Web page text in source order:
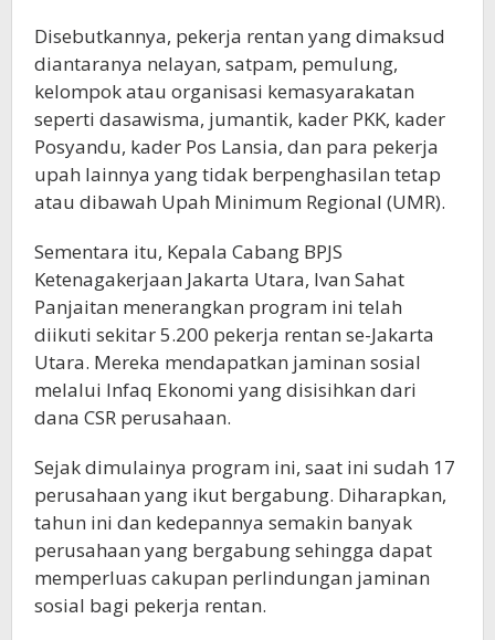
Disebutkannya, pekerja rentan yang dimaksud
diantaranya nelayan, satpam, pemulung,
kelompok atau organisasi kemasyarakatan
seperti dasawisma, jumantik, kader PKK, kader
Posyandu, kader Pos Lansia, dan para pekerja
upah lainnya yang tidak berpenghasilan tetap
atau dibawah Upah Minimum Regional (UMR).
Sementara itu, Kepala Cabang BPJS
Ketenagakerjaan Jakarta Utara, Ivan Sahat
Panjaitan menerangkan program ini telah
diikuti sekitar 5.200 pekerja rentan se-Jakarta
Utara. Mereka mendapatkan jaminan sosial
melalui Infaq Ekonomi yang disisihkan dari
dana CSR perusahaan.
Sejak dimulainya program ini, saat ini sudah 17
perusahaan yang ikut bergabung. Diharapkan,
tahun ini dan kedepannya semakin banyak
perusahaan yang bergabung sehingga dapat
memperluas cakupan perlindungan jaminan
sosial bagi pekerja rentan.